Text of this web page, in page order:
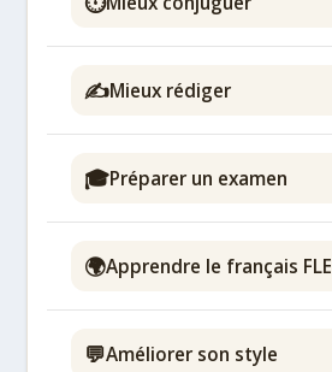
✍️Mieux rédiger
🎓Préparer un examen
🌍Apprendre le français FLE
💬Améliorer son style